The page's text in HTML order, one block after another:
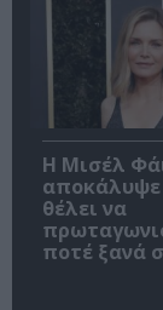
Η Μισέλ
αποκάλυψε
θέλει να
ποτέ ξανά